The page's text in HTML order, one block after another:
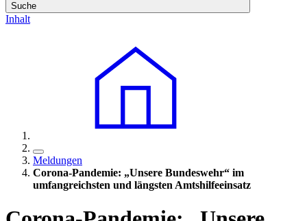
Suche
Inhalt
Meldungen
Corona-Pandemie: „Unsere Bundeswehr“ im
umfangreichsten und längsten Amtshilfeeinsatz